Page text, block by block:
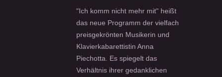
"Ich komm nicht mehr mit" heißt
das neue Programm der vielfach
preisgekrönten Musikerin und
Klavierkabarettistin Anna
Piechotta. Es spiegelt das
Verhältnis ihrer gedanklichen